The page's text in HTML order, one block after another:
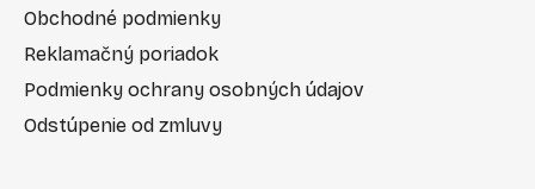
Obchodné podmienky
Reklamačný poriadok
Podmienky ochrany osobných údajov
Odstúpenie od zmluvy